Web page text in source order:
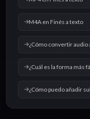
M4A en Finés a texto
¿Cómo convertir audio
¿Cuál es la forma más
¿Cómo puedo añadir